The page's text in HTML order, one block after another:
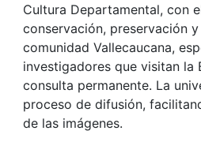
Cultura Departamental, con
conservación, preservación
comunidad Vallecaucana,
investigadores que visitan
consulta permanente. La
proceso de difusión,
de las imágenes.